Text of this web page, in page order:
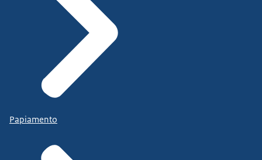
Papiamento